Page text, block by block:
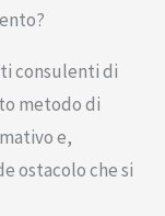
consulenti di
metodo di
e,
ostacolo che si